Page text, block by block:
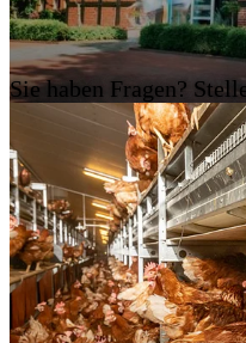
Sie haben Fragen?